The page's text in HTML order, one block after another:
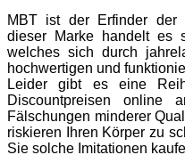
MBT ist der Erfinder der
dieser Marke handelt es
welches sich durch
hochwertigen und
Leider gibt es eine
Discountpreisen online
Fälschungen minderer
riskieren Ihren Körper zu
Sie solche Imitationen